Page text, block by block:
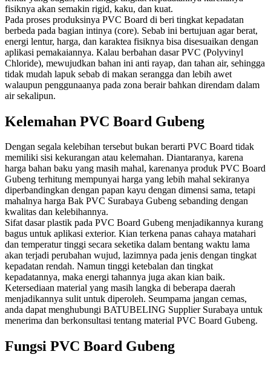
fisiknya akan semakin rigid, kaku, dan kuat.
Pada proses produksinya PVC Board di beri tingkat kepadatan
berbeda pada bagian intinya (core). Sebab ini bertujuan agar berat,
energi lentur, harga, dan karaktea fisiknya bisa disesuaikan dengan
aplikasi pemakaiannya. Kalau berbahan dasar PVC (Polyvinyl
Chloride), mewujudkan bahan ini anti rayap, dan tahan air, sehingga
tidak mudah lapuk sebab di makan serangga dan lebih awet
walaupun penggunaanya pada zona berair bahkan direndam dalam
air sekalipun.
Kelemahan PVC Board Gubeng
Dengan segala kelebihan tersebut bukan berarti PVC Board tidak
memiliki sisi kekurangan atau kelemahan. Diantaranya, karena
harga bahan baku yang masih mahal, karenanya produk PVC Board
Gubeng terhitung mempunyai harga yang lebih mahal sekiranya
diperbandingkan dengan papan kayu dengan dimensi sama, tetapi
mahalnya harga Bak PVC Surabaya Gubeng sebanding dengan
kwalitas dan kelebihannya.
Sifat dasar plastik pada PVC Board Gubeng menjadikannya kurang
bagus untuk aplikasi exterior. Kian terkena panas cahaya matahari
dan temperatur tinggi secara seketika dalam bentang waktu lama
akan terjadi perubahan wujud, lazimnya pada jenis dengan tingkat
kepadatan rendah. Namun tinggi ketebalan dan tingkat
kepadatannya, maka energi tahannya juga akan kian baik.
Ketersediaan material yang masih langka di beberapa daerah
menjadikannya sulit untuk diperoleh. Seumpama jangan cemas,
anda dapat menghubungi BATUBELING Supplier Surabaya untuk
menerima dan berkonsultasi tentang material PVC Board Gubeng.
Fungsi PVC Board Gubeng